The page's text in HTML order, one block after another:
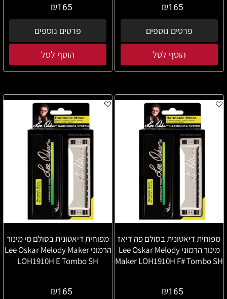
₪165
פרטים נוספים
הוסף לסל
₪165
פרטים נוספים
הוסף לסל
מפוחית דיאטונית בסולם פה דיאז
מינור הרמוני Lee Oskar Melody
Maker LOH1910H F# Tombo SH
₪165
מפוחית דיאטונית בסולם מי מינור
הרמוני Lee Oskar Melody Maker
LOH1910H E Tombo SH
₪165